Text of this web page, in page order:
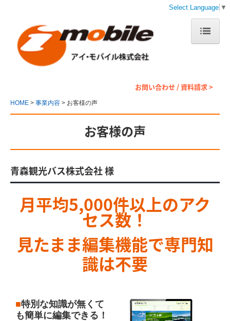
Select Language ▼
HOME
デジタルサービス
メッセージ
メディア掲載実績
CSR活動
お問い合わせ
お問い合わせ / 資料請求 >
HOME 事業内容 お客様の声
お客様の声
青森観光バス株式会社 様
月平均5,000件以上のアク
セス数！
見たまま編集機能で専門知
識は不要
■特別な知識が無くて
も簡単に編集できる！